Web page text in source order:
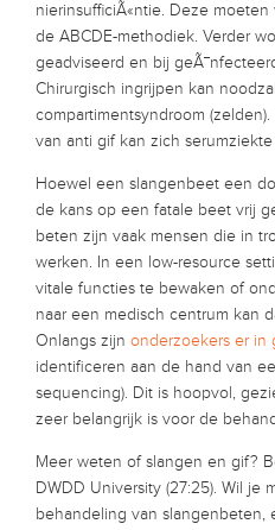
nierinsufficiÃ«ntie. Deze
de ABCDE-methodiek. Verder
geadviseerd en bij
Chirurgisch ingrijpen kan
compartimentsyndroom
van anti gif kan zich
Hoewel een slangenbeet een
de kans op een fatale beet vrij
beten zijn vaak mensen die in
werken. In een low-resource
vitale functies te bewaken of
naar een medisch centrum kan
Onlangs zijn onderzoekers er in
identificeren aan de hand van
sequencing). Dit is hoopvol,
zeer belangrijk is voor de
Meer weten of slangen en gif?
DWDD University (27:25). Wil je
behandeling van slangenbeten,